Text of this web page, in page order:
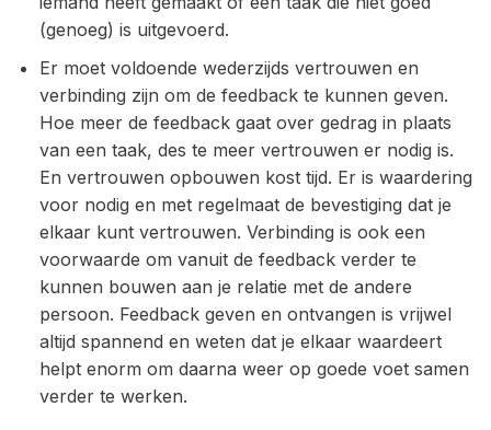
(genoeg) is uitgevoerd.
Er moet voldoende wederzijds vertrouwen en
verbinding zijn om de feedback te kunnen geven.
Hoe meer de feedback gaat over gedrag in plaats
van een taak, des te meer vertrouwen er nodig is.
En vertrouwen opbouwen kost tijd. Er is waardering
voor nodig en met regelmaat de bevestiging dat je
elkaar kunt vertrouwen. Verbinding is ook een
voorwaarde om vanuit de feedback verder te
kunnen bouwen aan je relatie met de andere
persoon. Feedback geven en ontvangen is vrijwel
altijd spannend en weten dat je elkaar waardeert
helpt enorm om daarna weer op goede voet samen
verder te werken.